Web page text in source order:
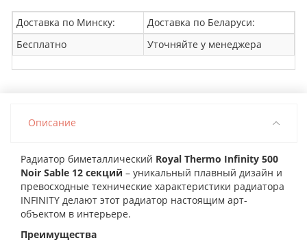
Доставка по Минску:
Доставка по Беларуси:
Бесплатно
Уточняйте у менеджера
Описание
Радиатор биметаллический Royal Thermo Infinity 500
Noir Sable 12 секций – уникальный плавный дизайн и
превосходные технические характеристики радиатора
INFINITY делают этот радиатор настоящим арт-
объектом в интерьере.
Преимущества